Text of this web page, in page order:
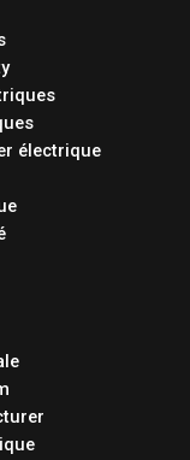
électrique